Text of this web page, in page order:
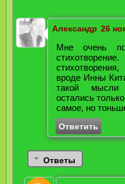
Александр 26
Мне очень
вроде Инны
такой мысли
остались
самое, но
Ответить
Ответы